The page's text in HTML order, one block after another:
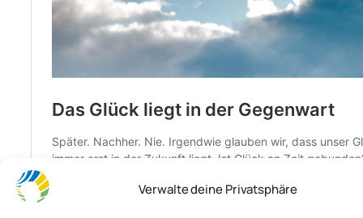
Verwalte deine Privatsphäre